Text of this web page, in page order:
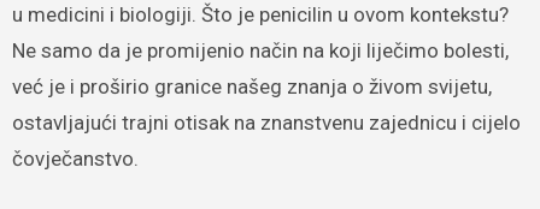
u medicini i biologiji. Što je penicilin u ovom kontekstu?
Ne samo da je promijenio način na koji liječimo bolesti,
već je i proširio granice našeg znanja o živom svijetu,
ostavljajući trajni otisak na znanstvenu zajednicu i cijelo
čovječanstvo.